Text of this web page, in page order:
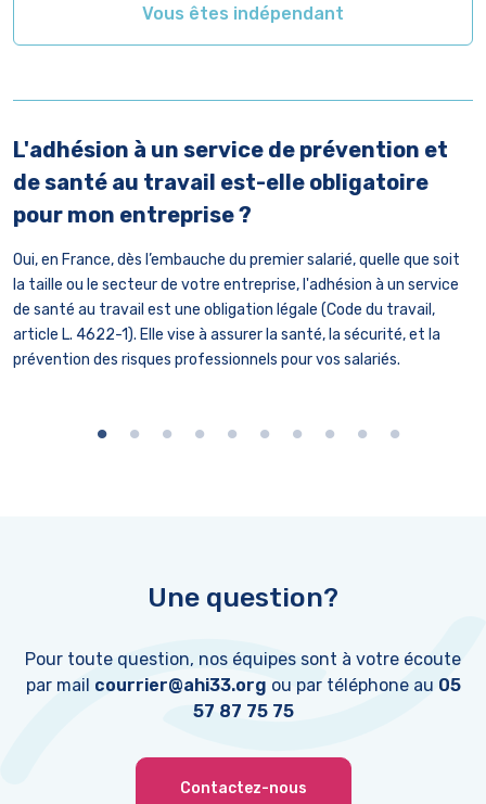
Vous êtes indépendant
L'adhésion à un service de prévention et
de santé au travail est-elle obligatoire
pour mon entreprise ?
Oui, en France, dès l’embauche du premier salarié, quelle que soit
la taille ou le secteur de votre entreprise, l'adhésion à un service
de santé au travail est une obligation légale (Code du travail,
article L. 4622-1). Elle vise à assurer la santé, la sécurité, et la
prévention des risques professionnels pour vos salariés.
Une question?
Pour toute question, nos équipes sont à votre écoute
par mail courrier@ahi33.org ou par téléphone au 05
57 87 75 75
Contactez-nous